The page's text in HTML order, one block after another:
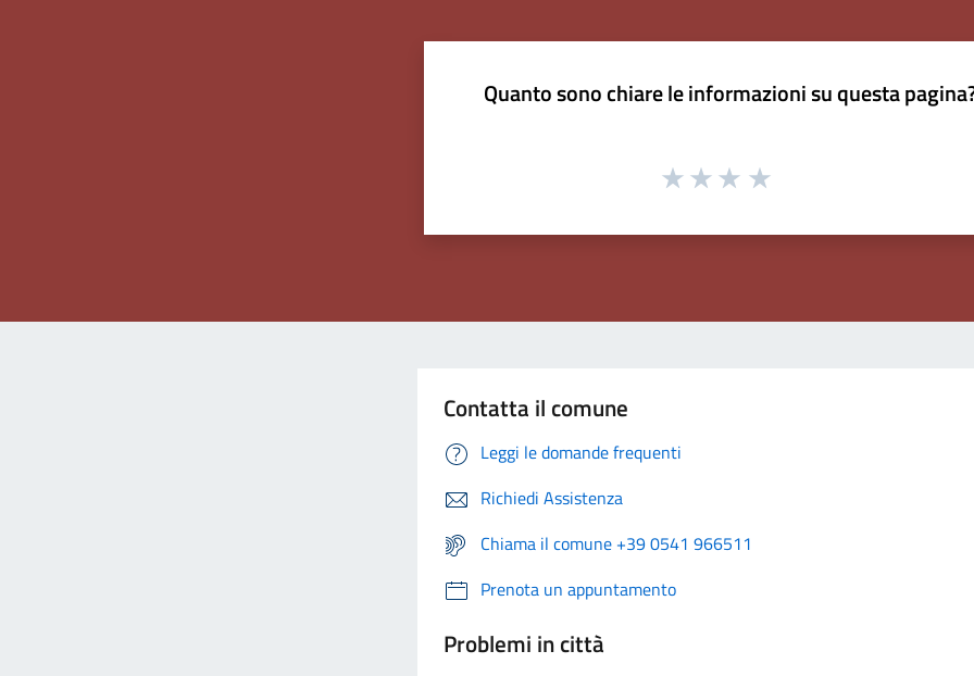
Quanto sono chiare le informazioni su questa
Contatta il comune
Leggi le domande frequenti
Richiedi Assistenza
Chiama il comune +39 0541 966511
Prenota un appuntamento
Problemi in città